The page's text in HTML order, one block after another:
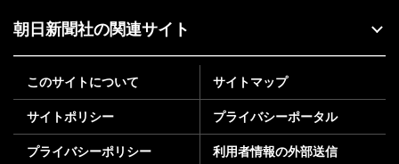
朝日新聞社の関連サイト
このサイトについて サイトマップ
サイトポリシー プライバシーポータル
プライバシーポリシー 利用者情報の外部送信